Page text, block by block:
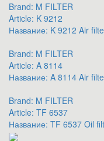
Brand: M FILTER
Article: K 9212
Название: K 9212 Air
Brand: M FILTER
Article: A 8114
Название: A 8114 Air
Brand: M FILTER
Article: TF 6537
Название: TF 6537 Oil